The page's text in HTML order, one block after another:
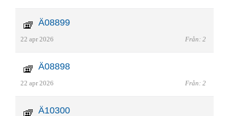
Ä08899
22 apr 2026 Från: 2
Ä08898
22 apr 2026 Från: 2
Ä10300